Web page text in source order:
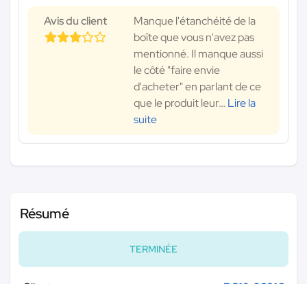
Avis du client
Manque l'étanchéité de la
boîte que vous n'avez pas
mentionné. Il manque aussi
le côté "faire envie
d'acheter" en parlant de ce
que le produit leur… Lire la
suite
Résumé
TERMINÉE